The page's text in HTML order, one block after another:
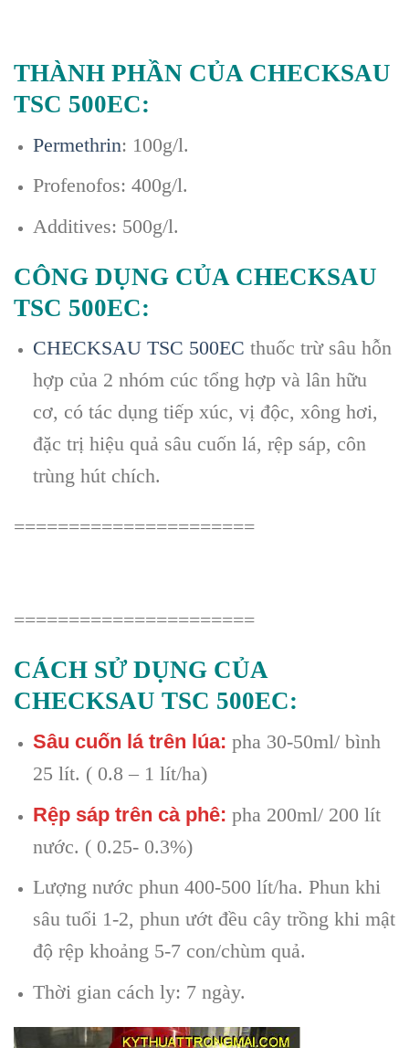
THÀNH PHẦN CỦA CHECKSAU
TSC 500EC:
Permethrin: 100g/l.
Profenofos: 400g/l.
Additives: 500g/l.
CÔNG DỤNG CỦA CHECKSAU
TSC 500EC:
CHECKSAU TSC 500EC thuốc trừ sâu hỗn
hợp của 2 nhóm cúc tổng hợp và lân hữu
cơ, có tác dụng tiếp xúc, vị độc, xông hơi,
đặc trị hiệu quả sâu cuốn lá, rệp sáp, côn
trùng hút chích.
======================
======================
CÁCH SỬ DỤNG CỦA
CHECKSAU TSC 500EC:
Sâu cuốn lá trên lúa: pha 30-50ml/ bình
25 lít. ( 0.8 – 1 lít/ha)
Rệp sáp trên cà phê: pha 200ml/ 200 lít
nước. ( 0.25- 0.3%)
Lượng nước phun 400-500 lít/ha. Phun khi
sâu tuổi 1-2, phun ướt đều cây trồng khi mật
độ rệp khoảng 5-7 con/chùm quả.
Thời gian cách ly: 7 ngày.